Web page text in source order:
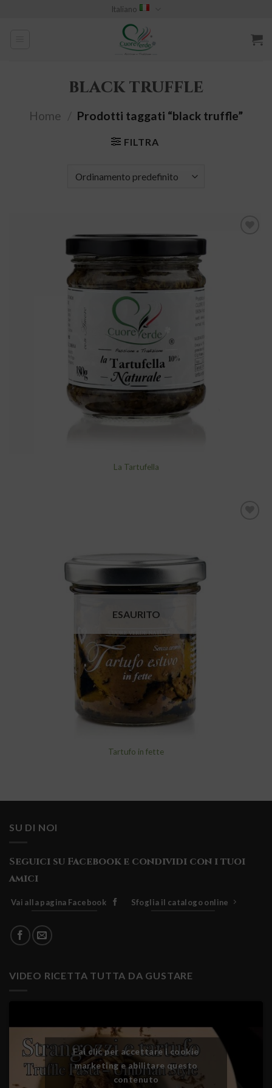
Italiano
black truffle
Home Prodotti taggati “black truffle”
FILTRA
La Tartufella
ESAURITO
Tartufo in fette
SU DI NOI
Seguici su Facebook e condividi con i tuoi
amici
Vai alla pagina Facebook Sfoglia il catalogo online
VIDEO RICETTA TUTTA DA GUSTARE
Fai clic per accettare i cookie
marketing e abilitare questo
contenuto